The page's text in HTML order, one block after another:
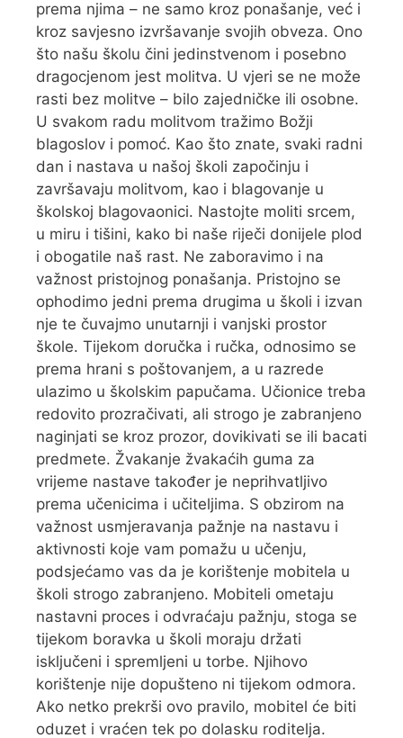
prema njima – ne samo kroz ponašanje, već i
kroz savjesno izvršavanje svojih obveza. Ono
što našu školu čini jedinstvenom i posebno
dragocjenom jest molitva. U vjeri se ne može
rasti bez molitve – bilo zajedničke ili osobne.
U svakom radu molitvom tražimo Božji
blagoslov i pomoć. Kao što znate, svaki radni
dan i nastava u našoj školi započinju i
završavaju molitvom, kao i blagovanje u
školskoj blagovaonici. Nastojte moliti srcem,
u miru i tišini, kako bi naše riječi donijele plod
i obogatile naš rast. Ne zaboravimo i na
važnost pristojnog ponašanja. Pristojno se
ophodimo jedni prema drugima u školi i izvan
nje te čuvajmo unutarnji i vanjski prostor
škole. Tijekom doručka i ručka, odnosimo se
prema hrani s poštovanjem, a u razrede
ulazimo u školskim papučama. Učionice treba
redovito prozračivati, ali strogo je zabranjeno
naginjati se kroz prozor, dovikivati se ili bacati
predmete. Žvakanje žvakaćih guma za
vrijeme nastave također je neprihvatljivo
prema učenicima i učiteljima. S obzirom na
važnost usmjeravanja pažnje na nastavu i
aktivnosti koje vam pomažu u učenju,
podsjećamo vas da je korištenje mobitela u
školi strogo zabranjeno. Mobiteli ometaju
nastavni proces i odvraćaju pažnju, stoga se
tijekom boravka u školi moraju držati
isključeni i spremljeni u torbe. Njihovo
korištenje nije dopušteno ni tijekom odmora.
Ako netko prekrši ovo pravilo, mobitel će biti
oduzet i vraćen tek po dolasku roditelja.